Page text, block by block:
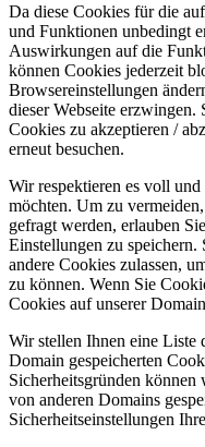
Da diese Cookies für die
und Funktionen unbedingt
Auswirkungen auf die
können Cookies jederzeit
Browsereinstellungen
dieser Webseite
Cookies zu akzeptieren /
erneut besuchen.
Wir respektieren es voll
möchten. Um zu
gefragt werden, erlauben
Einstellungen zu speichern.
andere Cookies zulassen,
zu können. Wenn Sie
Cookies auf unserer
Wir stellen Ihnen eine Liste
Domain gespeicherten
Sicherheitsgründen
von anderen Domains
Sicherheitseinstellungen